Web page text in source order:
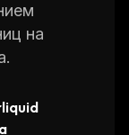
на